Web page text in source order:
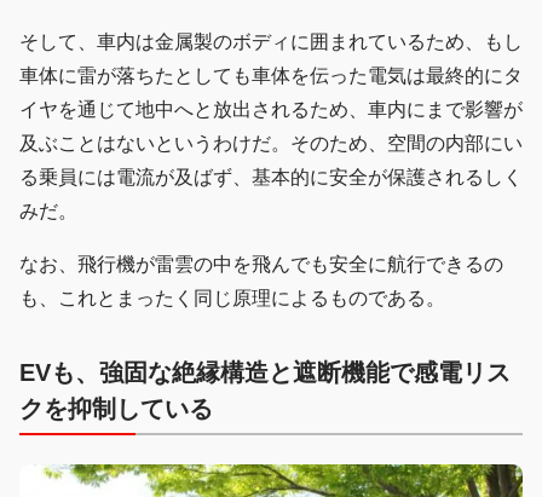
そして、車内は金属製のボディに囲まれているため、もし
車体に雷が落ちたとしても車体を伝った電気は最終的にタ
イヤを通じて地中へと放出されるため、車内にまで影響が
及ぶことはないというわけだ。そのため、空間の内部にい
る乗員には電流が及ばず、基本的に安全が保護されるしく
みだ。
なお、飛行機が雷雲の中を飛んでも安全に航行できるの
も、これとまったく同じ原理によるものである。
EVも、強固な絶縁構造と遮断機能で感電リス
クを抑制している